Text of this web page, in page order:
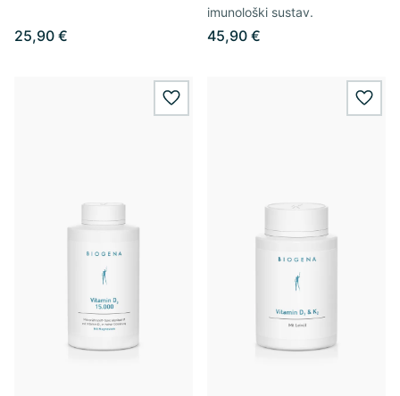
25,90 €
imunološki sustav.
45,90 €
wishlist.add